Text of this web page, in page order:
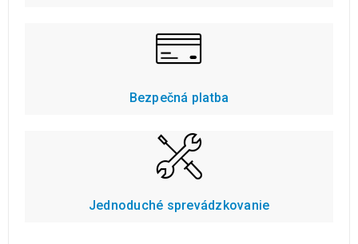
Bezpečná platba
Jednoduché sprevádzkovanie